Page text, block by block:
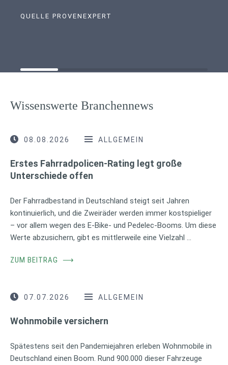
QUELLE PROVENEXPERT
Wissenswerte Branchennews
08.08.2026 ALLGEMEIN
Erstes Fahrradpolicen-Rating legt große
Unterschiede offen
Der Fahrradbestand in Deutschland steigt seit Jahren
kontinuierlich, und die Zweiräder werden immer kostspieliger
– vor allem wegen des E-Bike- und Pedelec-Booms. Um diese
Werte abzusichern, gibt es mittlerweile eine Vielzahl …
ZUM BEITRAG ⟶
07.07.2026 ALLGEMEIN
Wohnmobile versichern
Spätestens seit den Pandemiejahren erleben Wohnmobile in
Deutschland einen Boom. Rund 900.000 dieser Fahrzeuge